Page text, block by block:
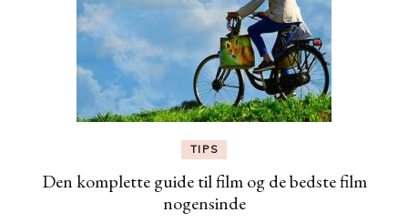
TIPS
Den komplette guide til film og de bedste film
nogensinde